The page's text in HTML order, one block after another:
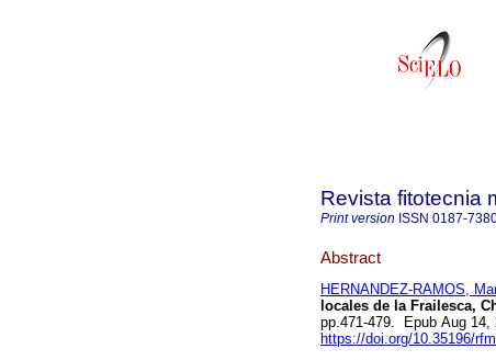
Revista fitotecnia
Print version ISSN 0187-
Abstract
HERNANDEZ-RAMOS,
locales de la Frailesca,
pp.471-479. Epub Aug 14,
https://doi.org/10.35196/